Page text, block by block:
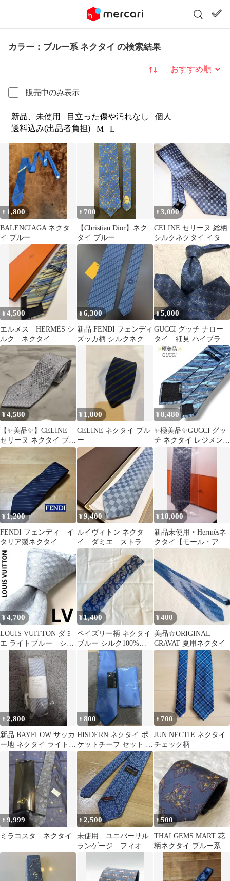
カラー：ブルー系 ネクタイ の検索結果
販売中のみ表示
並び替え
新品、未使用 目立った傷や汚れなし
個人
送料込み(出品者負担)
M L
¥ 1,800
BALENCIAGA ネクタ
イ ブルー
¥ 700
【Christian Dior】ネク
タイ ブルー
¥3,000
CELINE セリーヌ 総柄
シルクネクタイ イタリ
ア製
¥4,500
エルメス HERMÈS シ
ルク ネクタイ
¥6,300
新品 FENDI フェンディ
ズッカ柄 シルクネクタ
¥5,000
GUCCI グッチ ナロー
タイ 細見 ハイブラン
ド GG柄 インターロッ
キング
¥4,580
【✨美品✨】CELINE
セリーヌ ネクタイ ブル
ー
¥ 1,800
CELINE ネクタイ ブル
ー
¥ 8,480
✨極美品✨GUCCI グッ
チ ネクタイ レジメンタ
ル GG柄 モノグラム ブ
¥ 1,200
FENDI フェンディ イ
タリア製ネクタイ シ
ルク
¥9,400
ルイヴィトン ネクタ
イ ダミエ ストライ
プ シルク ビジネス ス
ーツ
¥ 18,000
新品未使用・Hermèsネ
クタイ【モール・アル
テール】箱付き
¥4,700
LOUIS VUITTON ダミ
エ ライトブルー シル
クネクタイ
¥1,400
ペイズリー柄 ネクタイ
ブルー シルク100%
SUIT SELECT
¥400
美品☆ORIGINAL
CRAVAT 夏用ネクタイ
¥ 2,800
新品 BAYFLOW サッカ
ー地 ネクタイ ライトブ
ルー
¥800
HISDERN ネクタイ ポ
ケットチーフ セット ラ
イトブルー
¥700
JUN NECTIE ネクタイ
チェック柄
¥9,999
ミラコスタ ネクタイ
¥2,500
未使用 ユニバーサル
ランゲージ フィオリ
¥500
THAI GEMS MART 花
柄ネクタイ ブルー系 シ
ルク100% タイ製